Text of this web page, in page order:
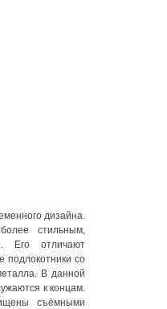
дизайна.
стильным,
Его отличают
подлокотники со
В данной
к концам.
съёмными